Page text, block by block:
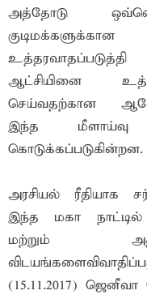
அத்தோடு
ஆட்சியினை
செய்வதற்கான
இந்த
கொடுக்கப்படுகின்றன.
அரசியல் ரீதியாக
இந்த மகா
மற்றும்
(15.11.2017) ஜெனீவா